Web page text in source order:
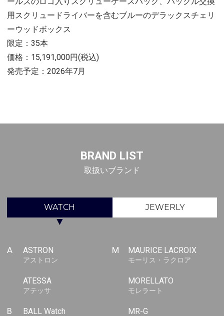
用スクリュードライバーを含むブルーのデラックスチェリ
ーウッドボックス
限定：35本
価格：15,191,000円(税込)
発売予定：2026年7月
BRAND LIST
取扱いブランド
WATCH JEWERLY
▼
A ASTRON
アストロン
ATESSA
アテッサ
B BALL Watch
M MAURICE LACROIX
モーリス・ラクロア
MORELLATO
モレラート
MR-G